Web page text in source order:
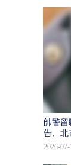
帥警
告、北
2026-